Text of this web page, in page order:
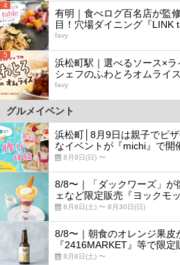
4
有明｜食べログ百名店が監
目！穴場ダイニング『LINK
favy
5
浜松町駅｜選べるソース×
シェフのふわとろオムライ
favy
グルメイベント
浜松町│8月9日は親子でピ
なイベントが『michi』で開
8月9日(日) 〜
8/8〜｜「ダックワーズ」が
ェなど限定販売『ヨックモ
8月8日(土) 〜 8月30日(日)
8/8〜｜朝食のオレンジ果皮
『2416MARKET』等で限定
8月8日(土) 〜